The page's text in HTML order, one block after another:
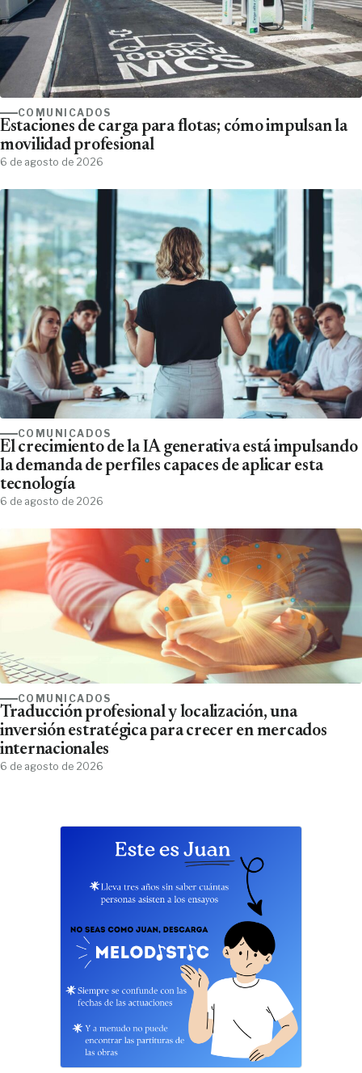
COMUNICADOS
Estaciones de carga para flotas; cómo impulsan la
movilidad profesional
6 de agosto de 2026
COMUNICADOS
El crecimiento de la IA generativa está impulsando
la demanda de perfiles capaces de aplicar esta
tecnología
6 de agosto de 2026
COMUNICADOS
Traducción profesional y localización, una
inversión estratégica para crecer en mercados
internacionales
6 de agosto de 2026